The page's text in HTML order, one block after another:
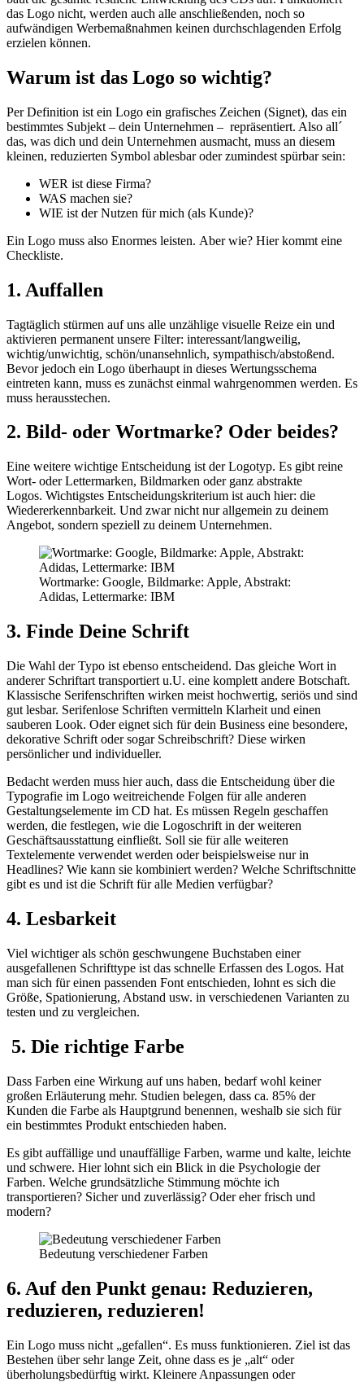
das Logo nicht, werden auch alle anschließenden, noch so
aufwändigen Werbemaßnahmen keinen durchschlagenden Erfolg
erzielen können.
Warum ist das Logo so wichtig?
Per Definition ist ein Logo ein grafisches Zeichen (Signet), das ein
bestimmtes Subjekt – dein Unternehmen – repräsentiert. Also all´
das, was dich und dein Unternehmen ausmacht, muss an diesem
kleinen, reduzierten Symbol ablesbar oder zumindest spürbar sein:
WER ist diese Firma?
WAS machen sie?
WIE ist der Nutzen für mich (als Kunde)?
Ein Logo muss also Enormes leisten. Aber wie? Hier kommt eine
Checkliste.
1. Auffallen
Tagtäglich stürmen auf uns alle unzählige visuelle Reize ein und
aktivieren permanent unsere Filter: interessant/langweilig,
wichtig/unwichtig, schön/unansehnlich, sympathisch/abstoßend.
Bevor jedoch ein Logo überhaupt in dieses Wertungsschema
eintreten kann, muss es zunächst einmal wahrgenommen werden. Es
muss herausstechen.
2. Bild- oder Wortmarke? Oder beides?
Eine weitere wichtige Entscheidung ist der Logotyp. Es gibt reine
Wort- oder Lettermarken, Bildmarken oder ganz abstrakte
Logos. Wichtigstes Entscheidungskriterium ist auch hier: die
Wiedererkennbarkeit. Und zwar nicht nur allgemein zu deinem
Angebot, sondern speziell zu deinem Unternehmen.
Wortmarke: Google, Bildmarke: Apple, Abstrakt:
Adidas, Lettermarke: IBM
3. Finde Deine Schrift
Die Wahl der Typo ist ebenso entscheidend. Das gleiche Wort in
anderer Schriftart transportiert u.U. eine komplett andere Botschaft.
Klassische Serifenschriften wirken meist hochwertig, seriös und sind
gut lesbar. Serifenlose Schriften vermitteln Klarheit und einen
sauberen Look. Oder eignet sich für dein Business eine besondere,
dekorative Schrift oder sogar Schreibschrift? Diese wirken
persönlicher und individueller.
Bedacht werden muss hier auch, dass die Entscheidung über die
Typografie im Logo weitreichende Folgen für alle anderen
Gestaltungselemente im CD hat. Es müssen Regeln geschaffen
werden, die festlegen, wie die Logoschrift in der weiteren
Geschäftsausstattung einfließt. Soll sie für alle weiteren
Textelemente verwendet werden oder beispielsweise nur in
Headlines? Wie kann sie kombiniert werden? Welche Schriftschnitte
gibt es und ist die Schrift für alle Medien verfügbar?
4. Lesbarkeit
Viel wichtiger als schön geschwungene Buchstaben einer
ausgefallenen Schrifttype ist das schnelle Erfassen des Logos. Hat
man sich für einen passenden Font entschieden, lohnt es sich die
Größe, Spationierung, Abstand usw. in verschiedenen Varianten zu
testen und zu vergleichen.
5. Die richtige Farbe
Dass Farben eine Wirkung auf uns haben, bedarf wohl keiner
großen Erläuterung mehr. Studien belegen, dass ca. 85% der
Kunden die Farbe als Hauptgrund benennen, weshalb sie sich für
ein bestimmtes Produkt entschieden haben.
Es gibt auffällige und unauffällige Farben, warme und kalte, leichte
und schwere. Hier lohnt sich ein Blick in die Psychologie der
Farben. Welche grundsätzliche Stimmung möchte ich
transportieren? Sicher und zuverlässig? Oder eher frisch und
modern?
Bedeutung verschiedener Farben
6. Auf den Punkt genau: Reduzieren,
reduzieren, reduzieren!
Ein Logo muss nicht „gefallen“. Es muss funktionieren. Ziel ist das
Bestehen über sehr lange Zeit, ohne dass es je „alt“ oder
überholungsbedürftig wirkt. Kleinere Anpassungen oder